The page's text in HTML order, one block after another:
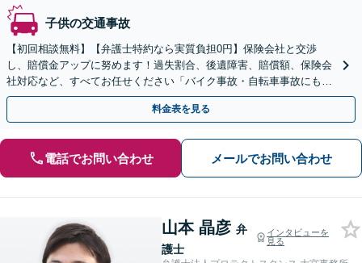
子供の交通事故
【初回相談無料】【弁護士特約なら実質負担0円】保険会社と交渉
し、賠償金アップに努めます！過失割合、後遺障害、賠償額、保険会
社対応など、すべてお任せください「バイク事故・自転車事故にも対
応／自動車事故とは異なる点にも対処」【夜間相談可】
料金表を見る
電話でお問い合わせ メールでお問い合わせ
山本 晶彦 弁
護士
インタビューを
見る